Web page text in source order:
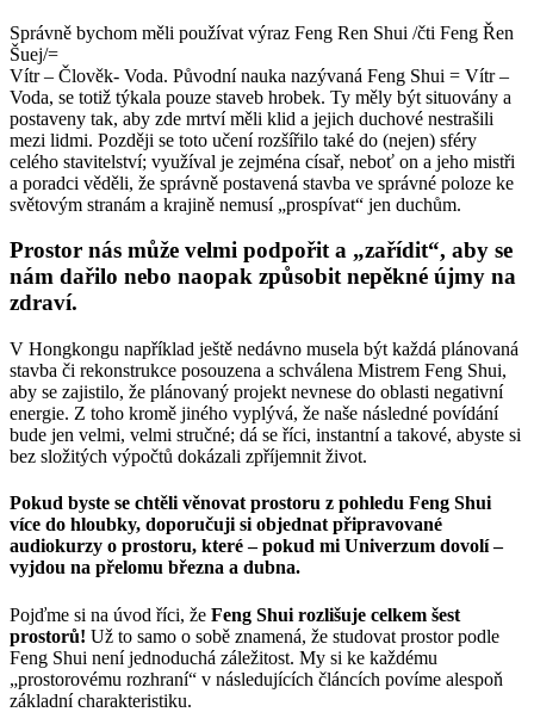
Správně bychom měli používat výraz Feng Ren Shui /čti Feng Řen
Šuej/=
Vítr – Člověk- Voda. Původní nauka nazývaná Feng Shui = Vítr –
Voda, se totiž týkala pouze staveb hrobek. Ty měly být situovány a
postaveny tak, aby zde mrtví měli klid a jejich duchové nestrašili
mezi lidmi. Později se toto učení rozšířilo také do (nejen) sféry
celého stavitelství; využíval je zejména císař, neboť on a jeho mistři
a poradci věděli, že správně postavená stavba ve správné poloze ke
světovým stranám a krajině nemusí „prospívat“ jen duchům.
Prostor nás může velmi podpořit a „zařídit“, aby se
nám dařilo nebo naopak způsobit nepěkné újmy na
zdraví.
V Hongkongu například ještě nedávno musela být každá plánovaná
stavba či rekonstrukce posouzena a schválena Mistrem Feng Shui,
aby se zajistilo, že plánovaný projekt nevnese do oblasti negativní
energie. Z toho kromě jiného vyplývá, že naše následné povídání
bude jen velmi, velmi stručné; dá se říci, instantní a takové, abyste si
bez složitých výpočtů dokázali zpříjemnit život.
Pokud byste se chtěli věnovat prostoru z pohledu Feng Shui
více do hloubky, doporučuji si objednat připravované
audiokurzy o prostoru, které – pokud mi Univerzum dovolí –
vyjdou na přelomu března a dubna.
Pojďme si na úvod říci, že Feng Shui rozlišuje celkem šest
prostorů! Už to samo o sobě znamená, že studovat prostor podle
Feng Shui není jednoduchá záležitost. My si ke každému
„prostorovému rozhraní“ v následujících článcích povíme alespoň
základní charakteristiku.